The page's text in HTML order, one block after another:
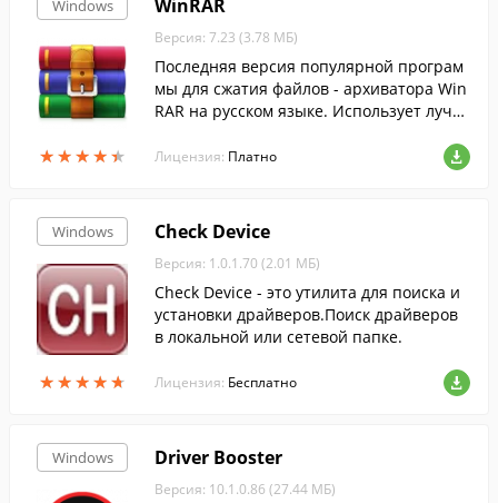
Windows
★★★★★
★★★★★
WinRAR
Версия: 7.23 (3.78 МБ)
Последняя версия популярной програм
мы для сжатия файлов - архиватора Win
RAR на русском языке. Использует лучш
Лицензия: Платно
Windows
★★★★★
★★★★★
Check Device
Версия: 1.0.1.70 (2.01 МБ)
Check Device - это утилита для поиска и
установки драйверов.Поиск драйверов
в локальной или сетевой папке.
Лицензия: Бесплатно
Windows Driver Booster
Версия: 10.1.0.86 (27.44 МБ)